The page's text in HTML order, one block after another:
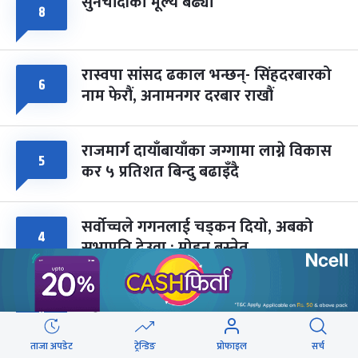
८
सोम
फागुपूर्णिमा
८
६ रास्वपा सांसद ढकाल भन्छन्- सिंहदरबारको
नाम फेरौं, अनामनगर दरबार राखौं
५ राजमार्ग दायाँबायाँका जग्गामा लाग्ने विकास
कर ५ प्रतिशत बिन्दु बढाइँदै
४ सर्वोच्चले गगनलाई चड्कन दियो, अबको
सभापति देउवा : मोहन बस्नेत
४ ब्लु बस सेवाबाट लैंगिक असमानतालाई
प्रोत्साहन नगर्ने नीति लिएका हौं : मन्त्री बादी
ताजा अपडेट ट्रेन्डिङ प्रोफाइल सर्च